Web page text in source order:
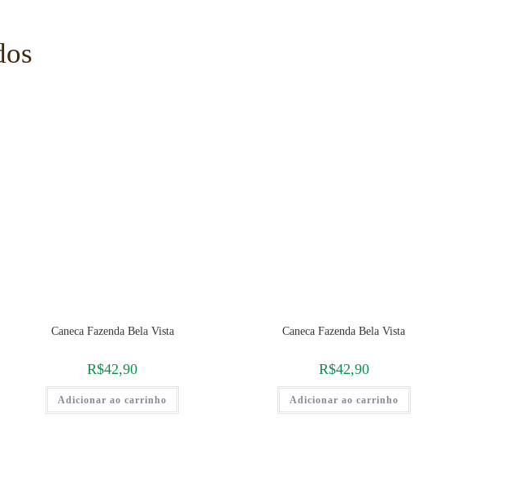
Caneca Fazenda Bela Vista
R$42,90
Adicionar ao carrinho
Caneca Fazenda Bela Vista
R$42,90
Adicionar ao carrinho